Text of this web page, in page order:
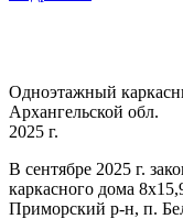
Одноэтажный
Архангельской обл.
2025 г.
В сентябре 2025 г.
каркасного дома
Приморский р-н, п.